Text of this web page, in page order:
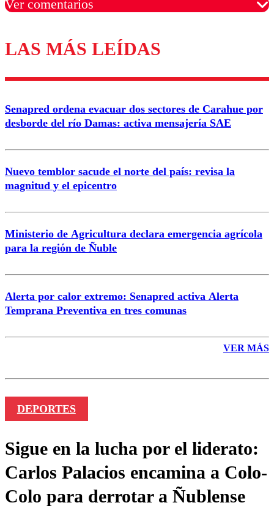
Ver comentarios
Los comentarios son moderados para garantizar un
diálogo respetuoso.
Correo
LAS MÁS LEÍDAS
Senapred ordena evacuar dos sectores de Carahue por
desborde del río Damas: activa mensajería SAE
Nuevo temblor sacude el norte del país: revisa la
magnitud y el epicentro
Ministerio de Agricultura declara emergencia agrícola
para la región de Ñuble
Alerta por calor extremo: Senapred activa Alerta
Temprana Preventiva en tres comunas
VER MÁS
DEPORTES
Sigue en la lucha por el liderato:
Carlos Palacios encamina a Colo-
Colo para derrotar a Ñublense